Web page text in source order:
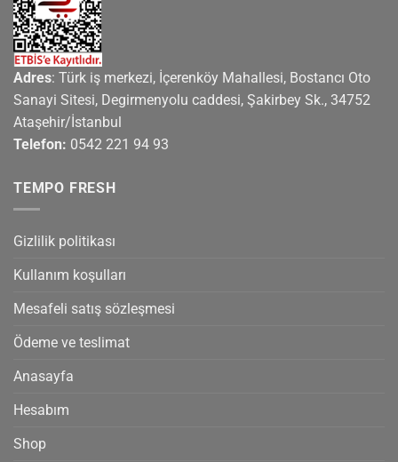
Adres: Türk iş merkezi, İçerenköy Mahallesi, Bostancı Oto
Sanayi Sitesi, Degirmenyolu caddesi, Şakirbey Sk., 34752
Ataşehir/İstanbul
Telefon: 0542 221 94 93
TEMPO FRESH
Gizlilik politikası
Kullanım koşulları
Mesafeli satış sözleşmesi
Ödeme ve teslimat
Anasayfa
Hesabım
Shop